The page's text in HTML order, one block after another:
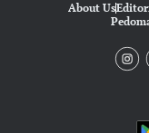
About Us